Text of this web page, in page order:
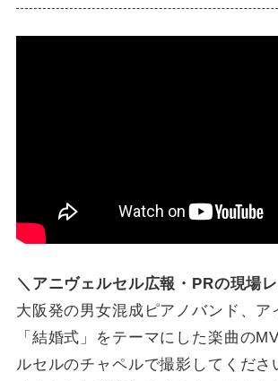
＼アニヴェルセル広報・PRの現場
大阪発の男女混成ピアノバンド、ア
「結婚式」をテーマにした楽曲の
ルセルのチャペルで撮影してくださ